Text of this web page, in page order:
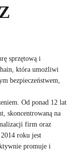
sprzętową i
która umożliwi
bezpieczeństwem,
Od ponad 12 lat
skoncentrowaną na
firm oraz
roku jest
promuje i